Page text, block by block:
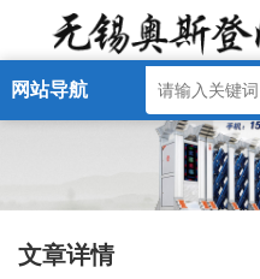
网站导航
文章详情